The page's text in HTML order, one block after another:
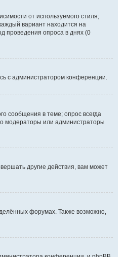
от используемого стиля;
вариант находится на
проведения опроса в днях (0
с администратором конференции.
сообщения в теме; опрос всегда
модераторы или администраторы
другие действия, вам может
форумах. Также возможно,